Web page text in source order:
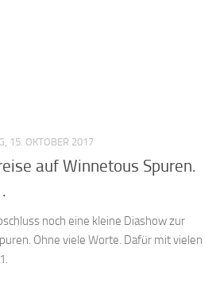
15. OKTOBER 2017
auf Winnetous Spuren.
noch eine kleine Diashow zur
Ohne viele Worte. Dafür mit vielen